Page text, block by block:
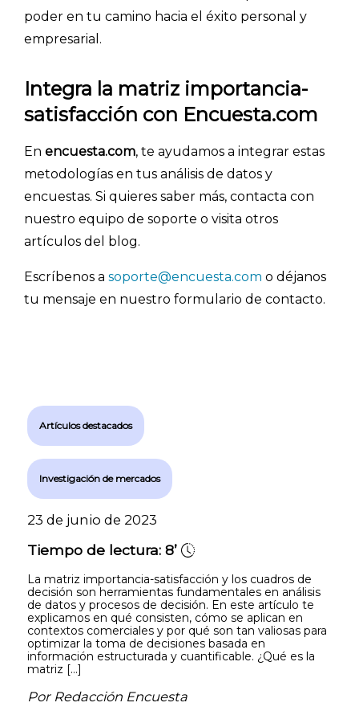
poder en tu camino hacia el éxito personal y
empresarial.
Integra la matriz importancia-
satisfacción con Encuesta.com
En encuesta.com, te ayudamos a integrar estas
metodologías en tus análisis de datos y
encuestas. Si quieres saber más, contacta con
nuestro equipo de soporte o visita otros
artículos del blog.
Escríbenos a soporte@encuesta.com o déjanos
tu mensaje en nuestro formulario de contacto.
Artículos destacados
Investigación de mercados
23 de junio de 2023
Tiempo de lectura: 8’
La matriz importancia-satisfacción y los cuadros de
decisión son herramientas fundamentales en análisis
de datos y procesos de decisión. En este artículo te
explicamos en qué consisten, cómo se aplican en
contextos comerciales y por qué son tan valiosas para
optimizar la toma de decisiones basada en
información estructurada y cuantificable. ¿Qué es la
matriz […]
Por Redacción Encuesta